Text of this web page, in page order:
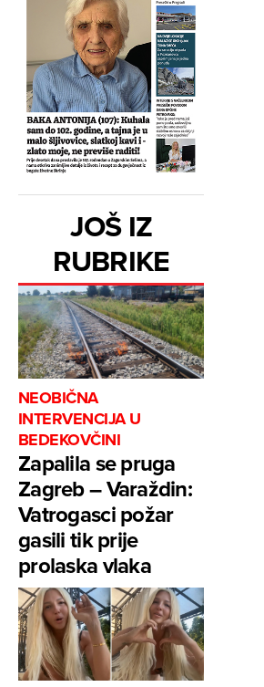
JOŠ IZ
RUBRIKE
NEOBIČNA
INTERVENCIJA U
BEDEKOVČINI
Zapalila se pruga
Zagreb – Varaždin:
Vatrogasci požar
gasili tik prije
prolaska vlaka